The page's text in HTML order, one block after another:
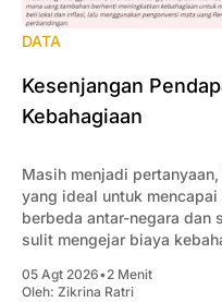
DATA
Kesenjangan
Kebahagiaan
Masih menjadi
yang ideal untuk mencapai
berbeda antar-negara dan
sulit mengejar biaya
05 Agt 2026•2 Menit
Oleh: Zikrina Ratri